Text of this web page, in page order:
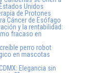
Unidos
de Protones
Cáncer de Esófago
y la rentabilidad:
fracaso en
perro robot
en mascotas
Elegancia sin